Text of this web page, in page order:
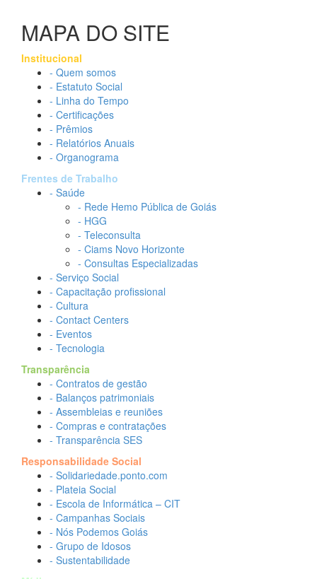
MAPA DO SITE
Institucional
- Quem somos
- Estatuto Social
- Linha do Tempo
- Certificações
- Prêmios
- Relatórios Anuais
- Organograma
Frentes de Trabalho
- Saúde
- Rede Hemo Pública de Goiás
- HGG
- Teleconsulta
- Ciams Novo Horizonte
- Consultas Especializadas
- Serviço Social
- Capacitação profissional
- Cultura
- Contact Centers
- Eventos
- Tecnologia
Transparência
- Contratos de gestão
- Balanços patrimoniais
- Assembleias e reuniões
- Compras e contratações
- Transparência SES
Responsabilidade Social
- Solidariedade.ponto.com
- Plateia Social
- Escola de Informática – CIT
- Campanhas Sociais
- Nós Podemos Goiás
- Grupo de Idosos
- Sustentabilidade